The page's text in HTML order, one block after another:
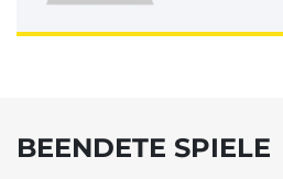
BEENDETE SPIELE